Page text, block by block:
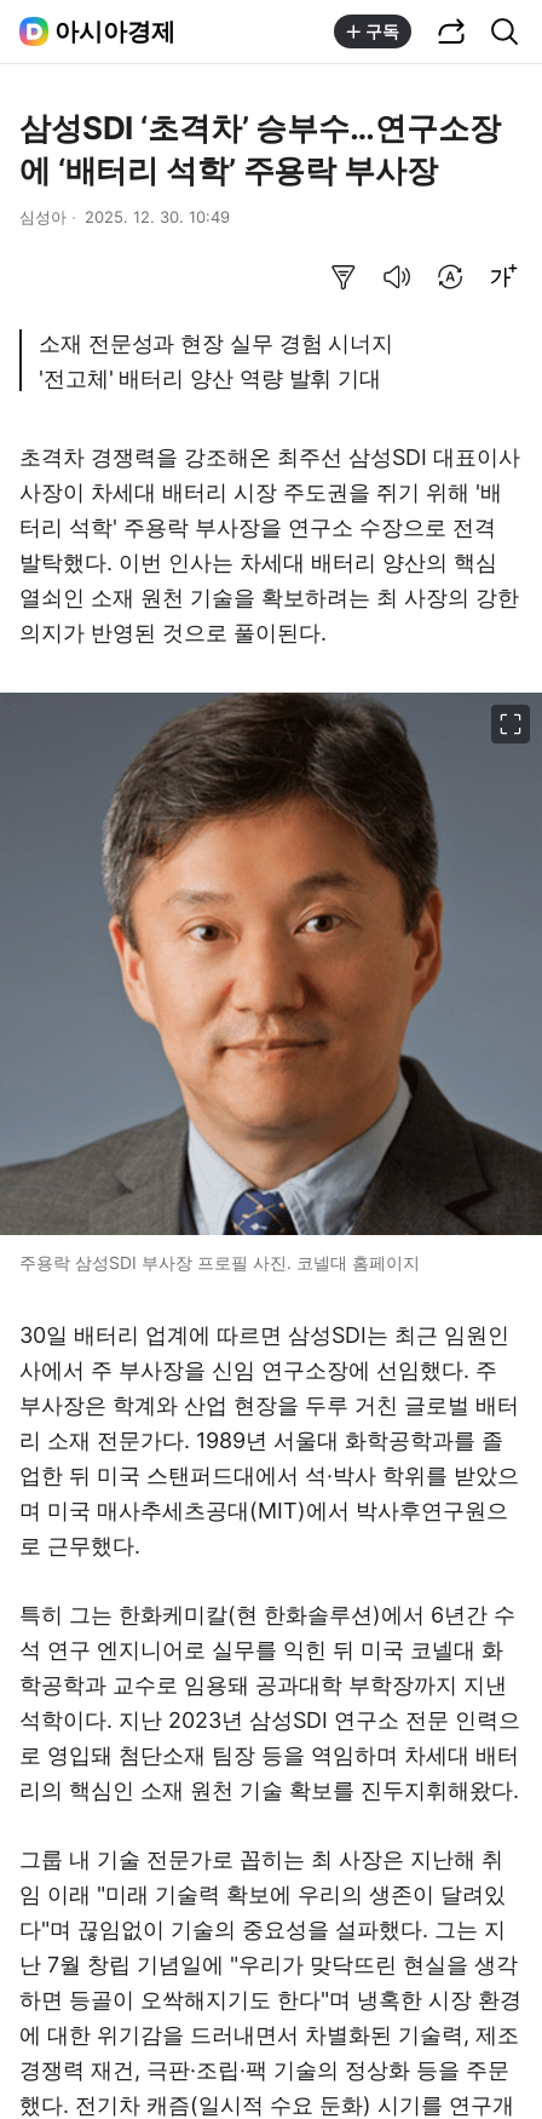
아시아경제 구독
삼성SDI ‘초격차’ 승부수…연구소장
에 ‘배터리 석학’ 주용락 부사장
심성아 2025. 12. 30. 10:49
소재 전문성과 현장 실무 경험 시너지
'전고체' 배터리 양산 역량 발휘 기대
초격차 경쟁력을 강조해온 최주선 삼성SDI 대표이사
사장이 차세대 배터리 시장 주도권을 쥐기 위해 '배
터리 석학' 주용락 부사장을 연구소 수장으로 전격
발탁했다. 이번 인사는 차세대 배터리 양산의 핵심
열쇠인 소재 원천 기술을 확보하려는 최 사장의 강한
의지가 반영된 것으로 풀이된다.
주용락 삼성SDI 부사장 프로필 사진. 코넬대 홈페이지
30일 배터리 업계에 따르면 삼성SDI는 최근 임원인
사에서 주 부사장을 신임 연구소장에 선임했다. 주
부사장은 학계와 산업 현장을 두루 거친 글로벌 배터
리 소재 전문가다. 1989년 서울대 화학공학과를 졸
업한 뒤 미국 스탠퍼드대에서 석·박사 학위를 받았으
며 미국 매사추세츠공대(MIT)에서 박사후연구원으
로 근무했다.
특히 그는 한화케미칼(현 한화솔루션)에서 6년간 수
석 연구 엔지니어로 실무를 익힌 뒤 미국 코넬대 화
학공학과 교수로 임용돼 공과대학 부학장까지 지낸
석학이다. 지난 2023년 삼성SDI 연구소 전문 인력으
로 영입돼 첨단소재 팀장 등을 역임하며 차세대 배터
리의 핵심인 소재 원천 기술 확보를 진두지휘해왔다.
그룹 내 기술 전문가로 꼽히는 최 사장은 지난해 취
임 이래 "미래 기술력 확보에 우리의 생존이 달려있
다"며 끊임없이 기술의 중요성을 설파했다. 그는 지
난 7월 창립 기념일에 "우리가 맞닥뜨린 현실을 생각
하면 등골이 오싹해지기도 한다"며 냉혹한 시장 환경
에 대한 위기감을 드러내면서 차별화된 기술력, 제조
경쟁력 재건, 극판·조립·팩 기술의 정상화 등을 주문
했다. 전기차 캐즘(일시적 수요 둔화) 시기를 연구개